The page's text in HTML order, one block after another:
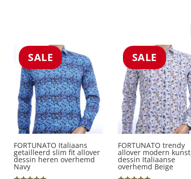
SALE
FORTUNATO Italiaans
getailleerd slim fit allover
dessin heren overhemd
Navy
SALE
FORTUNATO trendy
allover modern kunst
dessin Italiaanse
overhemd Beige